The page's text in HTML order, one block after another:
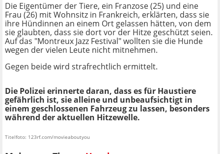
Die Eigentümer der Tiere, ein Franzose (25) und eine
Frau (26) mit Wohnsitz in Frankreich, erklärten, dass sie
ihre Hündinnen an einem Ort gelassen hätten, von dem
sie glaubten, dass sie dort vor der Hitze geschützt seien.
Auf das "Montreux Jazz Festival" wollten sie die Hunde
wegen der vielen Leute nicht mitnehmen.
Gegen beide wird strafrechtlich ermittelt.
Die Polizei erinnerte daran, dass es für Haustiere
gefährlich ist, sie alleine und unbeaufsichtigt in
einem geschlossenen Fahrzeug zu lassen, besonders
während der aktuellen Hitzewelle.
Titelfoto: 123rf.com/movieaboutyou